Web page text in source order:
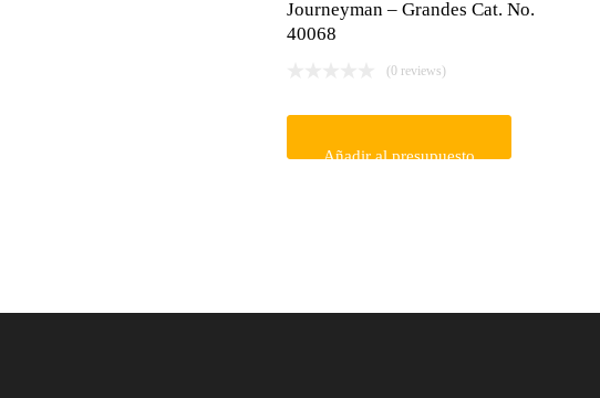
Journeyman – Grandes Cat. No.
40068
(0 reviews)
Añadir al presupuesto